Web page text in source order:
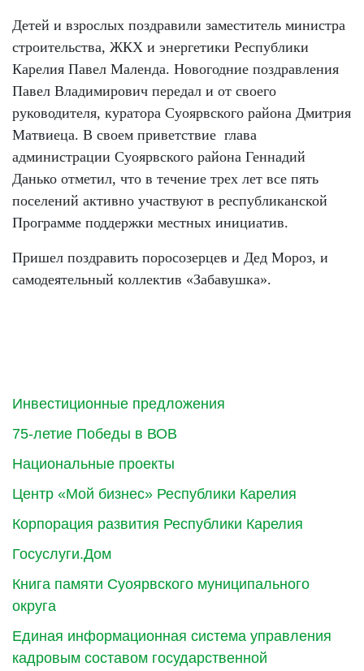
Инвестиционные предложения
75-летие Победы в ВОВ
Национальные проекты
Центр «Мой бизнес» Республики Карелия
Корпорация развития Республики Карелия
Госуслуги.Дом
Книга памяти Суоярвского муниципального
округа
Единая информационная система управления
кадровым составом государственной
Детей и взрослых поздравили заместитель министра
строительства, ЖКХ и энергетики Республики
Карелия Павел Маленда. Новогодние поздравления
Павел Владимирович передал и от своего
руководителя, куратора Суоярвского района Дмитрия
Матвиеца. В своем приветствие глава
администрации Суоярвского района Геннадий
Данько отметил, что в течение трех лет все пять
поселений активно участвуют в республиканской
Программе поддержки местных инициатив.
Пришел поздравить поросозерцев и Дед Мороз, и
самодеятельный коллектив «Забавушка».